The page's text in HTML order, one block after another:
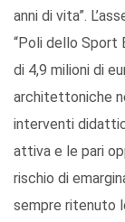
anni di vita”.
“Poli dello Sport
di 4,9 milioni di
architettoniche
interventi
attiva e le pari
rischio di
sempre ritenuto